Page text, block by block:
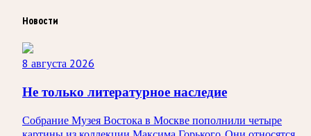
Новости
8 августа 2026
Не только литературное наследие
Собрание Музея Востока в Москве пополнили четыре